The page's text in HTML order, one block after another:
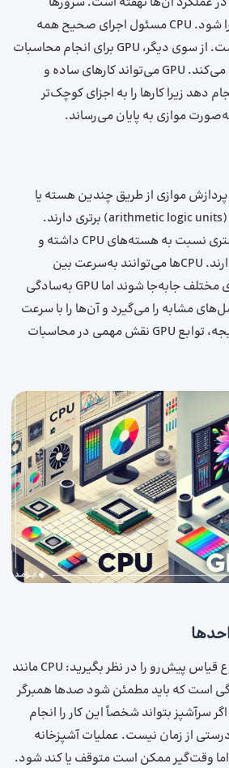
نمی‌توانند بدون CPU اجرا شود. CPU مسئول اجرای صحیح همه
نرم‌افزارهای روی سرور است. از سوی دیگر، GPU برای انجام محاسبات
همزمان از CPU پشتیبانی می‌کند. GPU می‌تواند کارهای ساده و
دهد زیرا کارها را به اجزای کوچک‌تر
موازی به پایان می‌رساند.
پردازش موازی از طریق چندین هسته یا
واحدهای منطقی حسابی (arithmetic logic units) برتری دارند.
هسته‌های GPU قدرت کمتری نسبت به هسته‌های CPU داشته و
همچنین حافظه کمتری دارند. CPU‌ها می‌توانند به‌سرعت بین
مجموعه دستورالعمل‌های مختلف جابه‌جا شوند اما GPU به‌سادگی
مشابه را می‌گیرد و آن‌ها را با سرعت
بالا هدایت می‌کند. در نتیجه، توابع GPU نقش مهمی در محاسبات
برای درک بهتر این موضوع قیاس پیش‌رو را در نظر بگیرید: CPU مانند
است که باید مطمئن شود صدها همبرگر
سرآشپز بتواند شخصاً این کار را انجام
از زمان نیست. عملیات آشپزخانه
اما وقت‌گیر ممکن است متوقف یا کند شود.